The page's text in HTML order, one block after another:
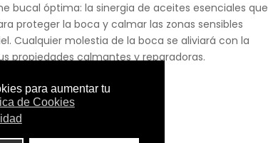
bucal óptima: la sinergia de aceites esenciales que
proteger la boca y calmar las zonas sensibles
Cualquier molestia de la boca se aliviará con la
propiedades calmantes y reparadoras.